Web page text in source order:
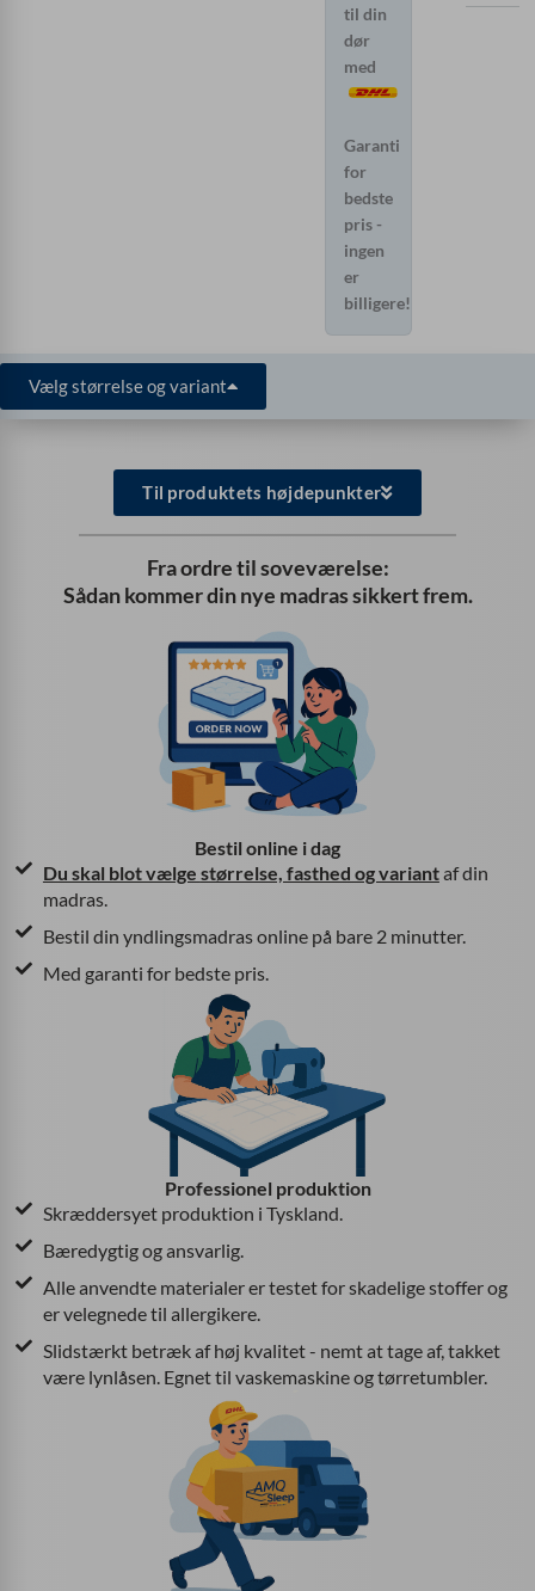
til din
dør
med
Garanti
for
bedste
pris -
ingen
er
billigere!
Vælg størrelse og variant
Til produktets højdepunkter
Fra ordre til soveværelse:
Sådan kommer din nye madras sikkert frem.
Bestil online i dag
Du skal blot vælge størrelse, fasthed og variantaf din
madras.
Bestil din yndlingsmadras online på bare 2 minutter.
Med garanti for bedste pris.
Professionel produktion
Skræddersyet produktion i Tyskland.
Bæredygtig og ansvarlig.
Alle anvendte materialer er testet for skadelige stoffer og
er velegnede til allergikere.
Slidstærkt betræk af høj kvalitet - nemt at tage af, takket
være lynlåsen. Egnet til vaskemaskine og tørretumbler.